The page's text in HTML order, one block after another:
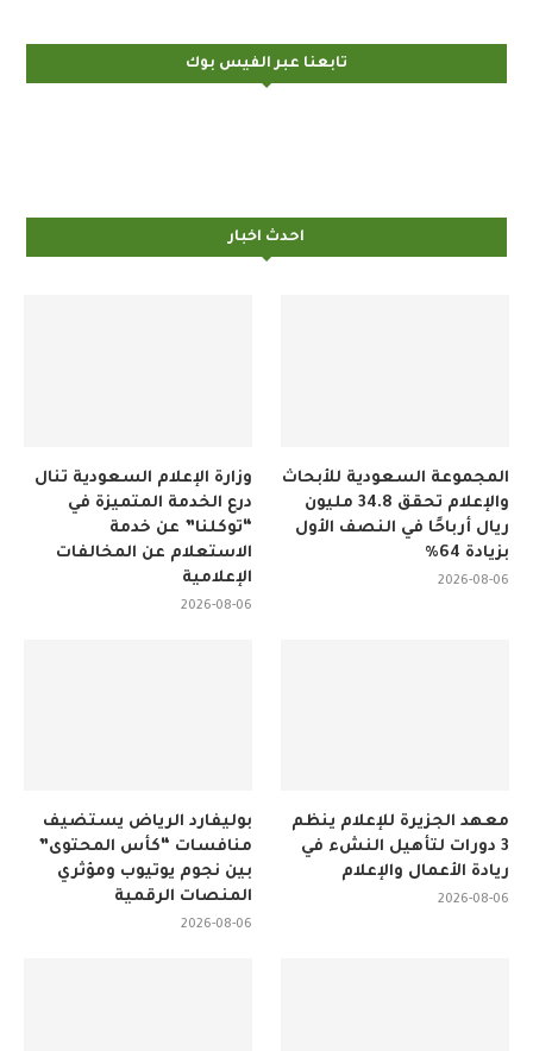
تابعنا عبر الفيس بوك
احدث اخبار
وزارة الإعلام السعودية تنال
درع الخدمة المتميزة في
“توكلنا” عن خدمة
الاستعلام عن المخالفات
الإعلامية
2026-08-06
المجموعة السعودية للأبحاث
والإعلام تحقق 34.8 مليون
ريال أرباحًا في النصف الأول
بزيادة 64%
2026-08-06
بوليفارد الرياض يستضيف
منافسات “كأس المحتوى”
بين نجوم يوتيوب ومؤثري
المنصات الرقمية
2026-08-06
معهد الجزيرة للإعلام ينظم
3 دورات لتأهيل النشء في
ريادة الأعمال والإعلام
2026-08-06